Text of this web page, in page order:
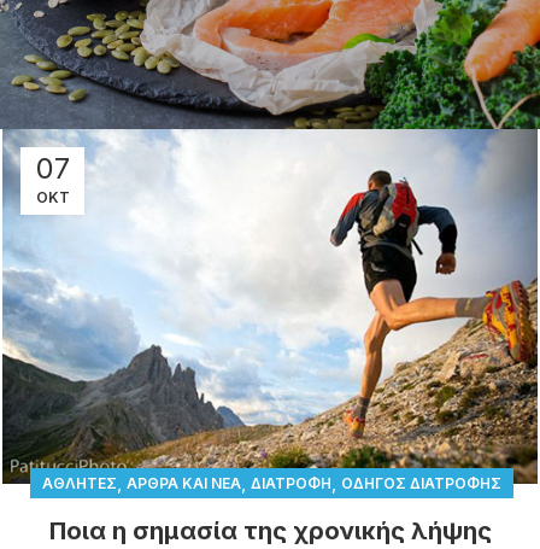
07
ΟΚΤ
ΑΘΛΗΤΈΣ, ΆΡΘΡΑ ΚΑΙ ΝΈΑ, ΔΙΑΤΡΟΦΉ, ΟΔΗΓΌΣ ΔΙΑΤΡΟΦΉΣ
Ποια η σημασία της χρονικής λήψης